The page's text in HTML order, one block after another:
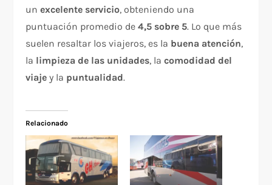
unexcelente servicio, obteniendo una
puntuación promedio de4,5 sobre 5. Lo que más
suelen resaltar los viajeros, es la buena atención,
la limpieza de las unidades, lacomodidad del
viaje y la puntualidad.
Relacionado